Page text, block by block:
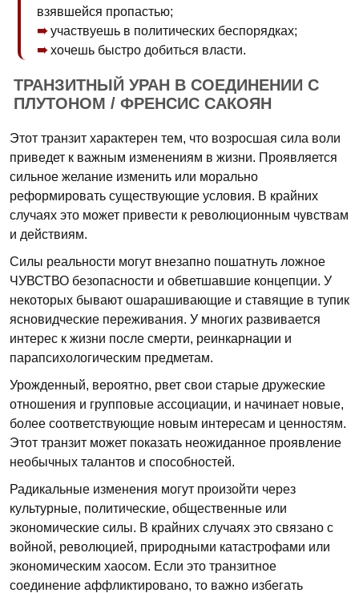
взявшейся пропастью;
участвуешь в политических беспорядках;
хочешь быстро добиться власти.
ТРАНЗИТНЫЙ УРАН В СОЕДИНЕНИИ С
ПЛУТОНОМ / ФРЕНСИС САКОЯН
Этот транзит характерен тем, что возросшая сила воли
приведет к важным изменениям в жизни. Проявляется
сильное желание изменить или морально
реформировать существующие условия. В крайних
случаях это может привести к революционным чувствам
и действиям.
Силы реальности могут внезапно пошатнуть ложное
ЧУВСТВО безопасности и обветшавшие концепции. У
некоторых бывают ошарашивающие и ставящие в тупик
ясновидческие переживания. У многих развивается
интерес к жизни после смерти, реинкарнации и
парапсихологическим предметам.
Урожденный, вероятно, рвет свои старые дружеские
отношения и групповые ассоциации, и начинает новые,
более соответствующие новым интересам и ценностям.
Этот транзит может показать неожиданное проявление
необычных талантов и способностей.
Радикальные изменения могут произойти через
культурные, политические, общественные или
экономические силы. В крайних случаях это связано с
войной, революцией, природными катастрофами или
экономическим хаосом. Если это транзитное
соединение аффликтировано, то важно избегать